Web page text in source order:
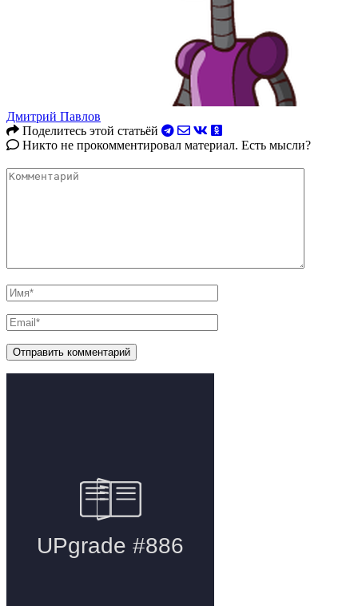
Дмитрий Павлов
Поделитесь этой статьёй
Никто не прокомментировал материал. Есть мысли?